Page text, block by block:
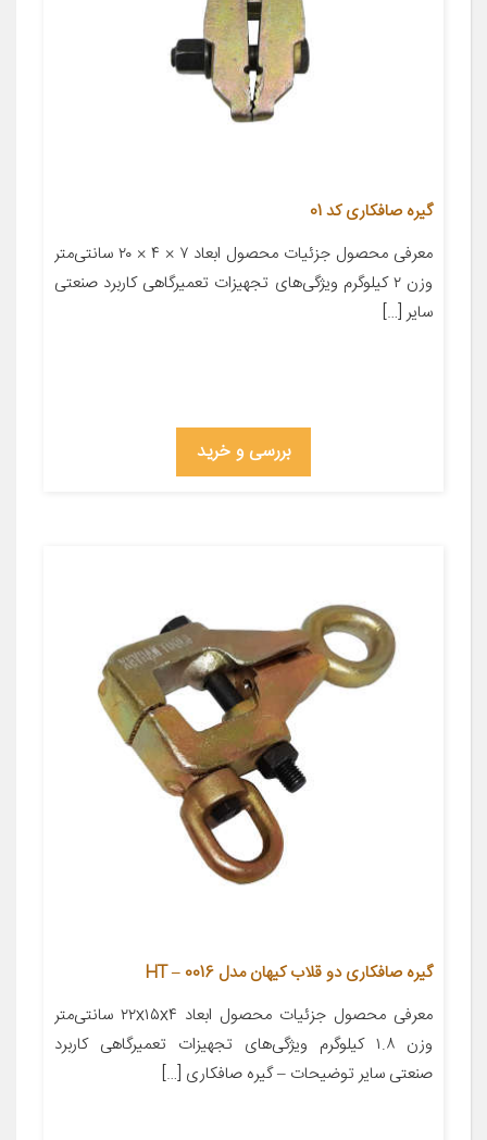
گیره صافکاری کد 01
معرفی محصول جزئیات محصول ابعاد ۷ × ۴ × ۲۰ سانتی‌متر
وزن ۲ کیلوگرم ویژگی‌های تجهیزات تعمیرگاهی کاربرد صنعتی
سایر […]
بررسی و خرید
گیره صافکاری دو قلاب کیهان مدل HT – 0016
معرفی محصول جزئیات محصول ابعاد ۲۲x۱۵x۴ سانتی‌متر
وزن ۱.۸ کیلوگرم ویژگی‌های تجهیزات تعمیرگاهی کاربرد
صنعتی سایر توضیحات – گیره صافکاری […]